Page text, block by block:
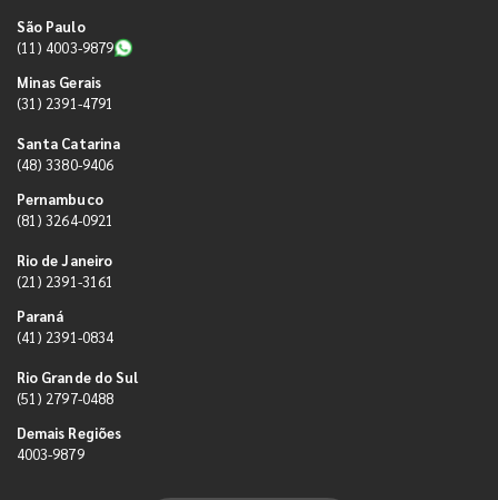
São Paulo
(11) 4003-9879
Minas Gerais
(31) 2391-4791
Santa Catarina
(48) 3380-9406
Pernambuco
(81) 3264-0921
Rio de Janeiro
(21) 2391-3161
Paraná
(41) 2391-0834
Rio Grande do Sul
(51) 2797-0488
Demais Regiões
4003-9879